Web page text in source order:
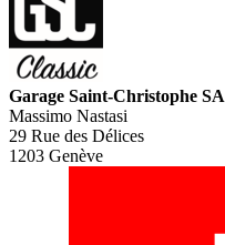
Garage Saint-Christophe SA
Massimo Nastasi
29 Rue des Délices
1203 Genève